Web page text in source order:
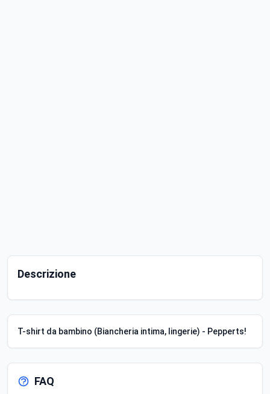
Descrizione
T-shirt da bambino (Biancheria intima, lingerie) - Pepperts!
FAQ